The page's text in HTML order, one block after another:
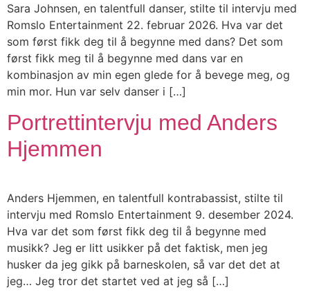
Sara Johnsen, en talentfull danser, stilte til intervju med
Romslo Entertainment 22. februar 2026. Hva var det
som først fikk deg til å begynne med dans? Det som
først fikk meg til å begynne med dans var en
kombinasjon av min egen glede for å bevege meg, og
min mor. Hun var selv danser i […]
Portrettintervju med Anders
Hjemmen
Anders Hjemmen, en talentfull kontrabassist, stilte til
intervju med Romslo Entertainment 9. desember 2024.
Hva var det som først fikk deg til å begynne med
musikk? Jeg er litt usikker på det faktisk, men jeg
husker da jeg gikk på barneskolen, så var det det at
jeg… Jeg tror det startet ved at jeg så […]